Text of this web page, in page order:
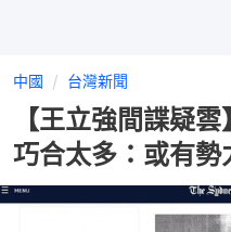
中國 台灣新聞
【王立強間諜疑
巧合太多：或有勢